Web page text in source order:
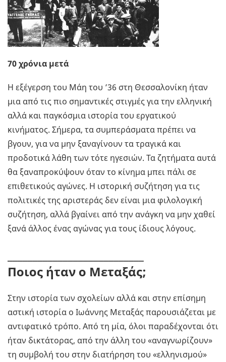
70 χρόνια μετά
Η εξέγερση του Μάη του ’36 στη Θεσσαλονίκη ήταν
μια από τις πιο σημαντικές στιγμές για την ελληνική
αλλά και παγκόσμια ιστορία του εργατικού
κινήματος. Σήμερα, τα συμπεράσματα πρέπει να
βγουν, για να μην ξαναγίνουν τα τραγικά και
προδοτικά λάθη των τότε ηγεσιών. Τα ζητήματα αυτά
θα ξαναπροκύψουν όταν το κίνημα μπει πάλι σε
επιθετικούς αγώνες. Η ιστορική συζήτηση για τις
πολιτικές της αριστεράς δεν είναι μια φιλολογική
συζήτηση, αλλά βγαίνει από την ανάγκη να μην χαθεί
ξανά άλλος ένας αγώνας για τους ίδιους λόγους.
Ποιος ήταν ο Μεταξάς;
Στην ιστορία των σχολείων αλλά και στην επίσημη
αστική ιστορία ο Ιωάννης Μεταξάς παρουσιάζεται με
αντιφατικό τρόπο. Από τη μία, όλοι παραδέχονται ότι
ήταν δικτάτορας, από την άλλη του «αναγνωρίζουν»
τη συμβολή του στην διατήρηση του «ελληνισμού»